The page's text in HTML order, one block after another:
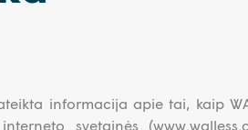
informacija apie tai, kaip
svetainės